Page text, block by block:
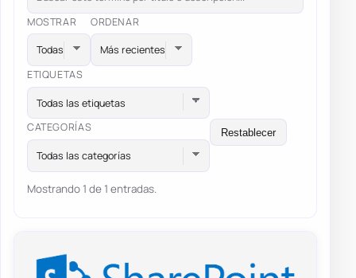
MOSTRAR ORDENAR
ETIQUETAS
Todas las etiquetas
CATEGORÍAS
Todas las categorías
Restablecer
Mostrando 1 de 1 entradas.